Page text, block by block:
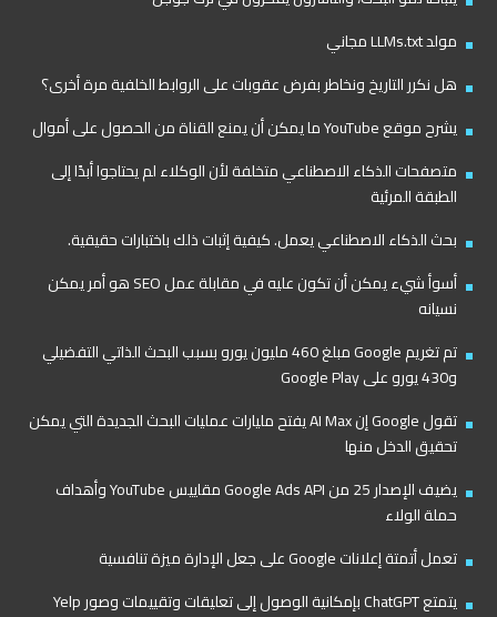
مولد LLMs.txt مجاني
هل نكرر التاريخ ونخاطر بفرض عقوبات على الروابط الخلفية مرة أخرى؟
يشرح موقع YouTube ما يمكن أن يمنع القناة من الحصول على أموال
متصفحات الذكاء الاصطناعي متخلفة لأن الوكلاء لم يحتاجوا أبدًا إلى
الطبقة المرئية
بحث الذكاء الاصطناعي يعمل. كيفية إثبات ذلك باختبارات حقيقية.
أسوأ شيء يمكن أن تكون عليه في مقابلة عمل SEO هو أمر يمكن
نسيانه
تم تغريم Google مبلغ 460 مليون يورو بسبب البحث الذاتي التفضيلي
و430 يورو على Google Play
تقول Google إن AI Max يفتح مليارات عمليات البحث الجديدة التي يمكن
تحقيق الدخل منها
يضيف الإصدار 25 من Google Ads API مقاييس YouTube وأهداف
حملة الولاء
تعمل أتمتة إعلانات Google على جعل الإدارة ميزة تنافسية
يتمتع ChatGPT بإمكانية الوصول إلى تعليقات وتقييمات وصور Yelp